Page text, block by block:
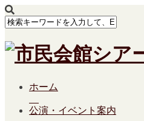
ホーム
公演・イベント案内
Calendar